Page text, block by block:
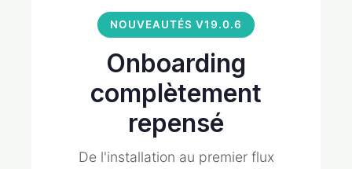
NOUVEAUTÉS V19.0.6
Onboarding
complètement
repensé
De l'installation au premier flux